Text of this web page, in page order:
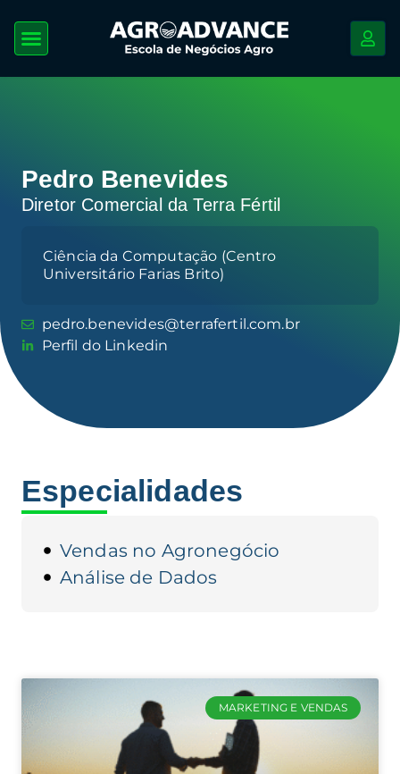
Pedro Benevides
Diretor Comercial da Terra Fértil
Ciência da Computação (Centro
Universitário Farias Brito)
pedro.benevides@terrafertil.com.br
Perfil do Linkedin
Especialidades
Vendas no Agronegócio
Análise de Dados
MARKETING E VENDAS